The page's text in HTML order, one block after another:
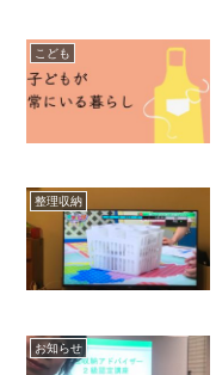
こども
整理収納
お知らせ